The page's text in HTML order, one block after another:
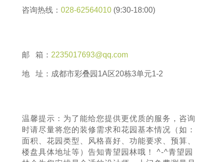
咨询热线： 028-62564010(9:30-18:00)
邮 箱： 2235017693@qq.com
地 址：成都市彩叠园1A区20栋3单元1-2
温馨提示：为了能给您提供更优质的服务，咨询
时请尽量将您的装修需求和花园基本情况（如：
面积、花园类型、风格喜好、功能要求、预算、
楼盘具体地址等）告知青望园林哦！ ^-^青望园